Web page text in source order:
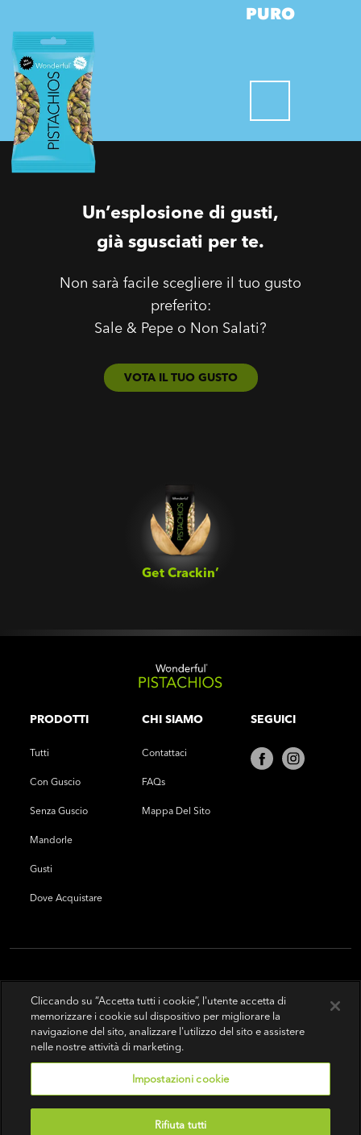
PURO
Un’esplosione di gusti,
già sgusciati per te.
Non sarà facile scegliere il tuo gusto
preferito:
Sale & Pepe o Non Salati?
VOTA IL TUO GUSTO
Get Crackin’‎
PRODOTTI
Tutti
Con Guscio
Senza Guscio
Mandorle
Gusti
Dove Acquistare
CHI SIAMO
Contattaci
FAQs
Mappa Del Sito
SEGUICI
Condizioni d'uso | Politica sulla riservatezza
Cliccando su “Accetta tutti i cookie”, l'utente accetta di
memorizzare i cookie sul dispositivo per migliorare la
navigazione del sito, analizzare l'utilizzo del sito e assistere
nelle nostre attività di marketing.
Impostazioni cookie
Rifiuta tutti